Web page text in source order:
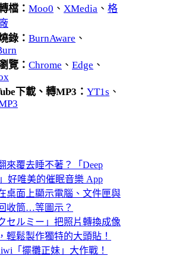
檔： Moo0 、 XMedia 、 格
錄： BurnAware 、
覽： Chrome 、 Edge 、
下載、轉MP3： YT1s 、
來覆去睡不著？「Deep
好唯美的催眠音樂 App
桌面上顯示電腦、文件匣與
收筒…等圖示？
セルミー」把照片轉換成像
輕鬆製作獨特的大頭貼！
「擺攤正妹」大作戰！